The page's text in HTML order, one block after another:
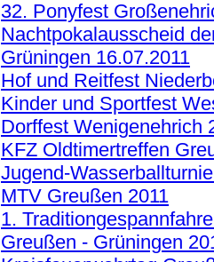
32. Ponyfest
Nachtpokalausscheid
Grüningen 16.07.2011
Hof und Reitfest
Kinder und Sportfest
Dorffest Wenigenehrich
KFZ Oldtimertreffen
Jugend-
MTV Greußen 2011
1.
Greußen - Grüningen